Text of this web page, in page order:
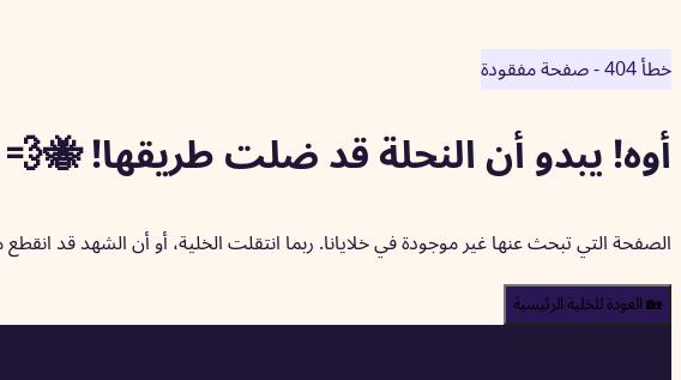
خطأ 404 - صفحة مفقودة
أوه! يبدو أن النحلة قد ضلت طريقها! 🐝💨
الصفحة التي تبحث عنها غير موجودة في خلايانا. ربما انتقلت الخلية، أو أن الشهد قد
🏡 العودة للخلية الرئيسية